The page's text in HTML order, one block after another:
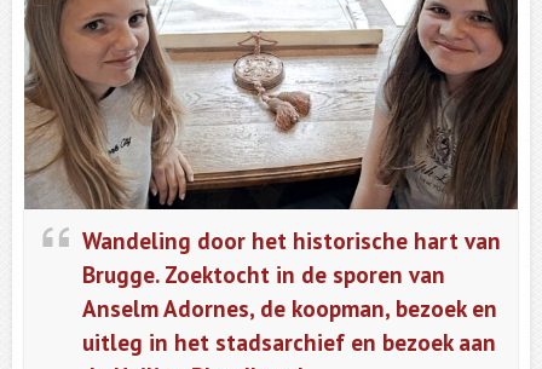
Wandeling door het historische hart van
Brugge. Zoektocht in de sporen van
Anselm Adornes, de koopman, bezoek en
uitleg in het stadsarchief en bezoek aan